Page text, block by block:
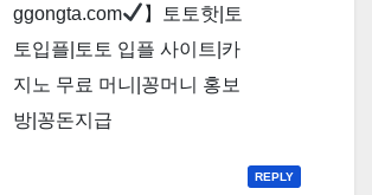
ggongta.com
】토토핫|토
토입플|토토 입플 사이트|카
지노 무료 머니|꽁머니 홍보
방|꽁돈지급
REPLY